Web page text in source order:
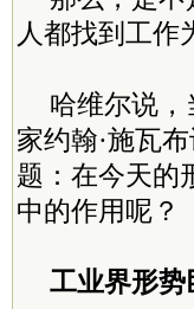
人都找到工作
哈维尔说
家约翰·施瓦
题：在今天的
中的作用呢？
工业界形势